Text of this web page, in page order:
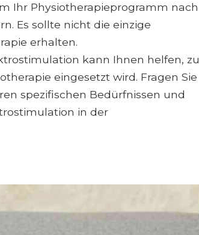
Ihr Physiotherapieprogramm nach
Es sollte nicht die einzige
erhalten.
kann Ihnen helfen, zu
eingesetzt wird. Fragen Sie
spezifischen Bedürfnissen und
in der